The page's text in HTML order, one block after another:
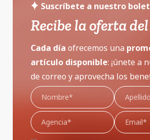
Suscríbete a nuestro
Recibe la oferta
Cada día ofrecemos una
artículo disponible: ¡únete a
de correo y aprovecha los